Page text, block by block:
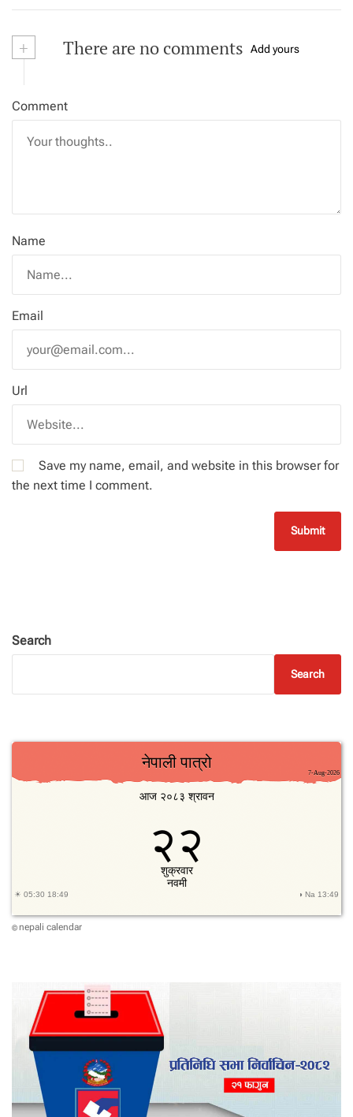
+ There are no comments Add yours
Comment
Name
Email
Url
Save my name, email, and website in this browser for
the next time I comment.
Search
Search
© nepali calendar